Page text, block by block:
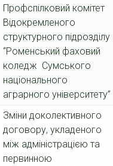
Профспілковий комітет
Відокремленого
структурного підрозділу
“Роменський фаховий
коледж Сумського
національного
аграрного університету”
Зміни доколективного
договору, укладеного
між адміністрацією та
первинною